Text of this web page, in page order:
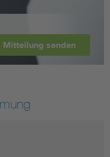
Mitteilung senden